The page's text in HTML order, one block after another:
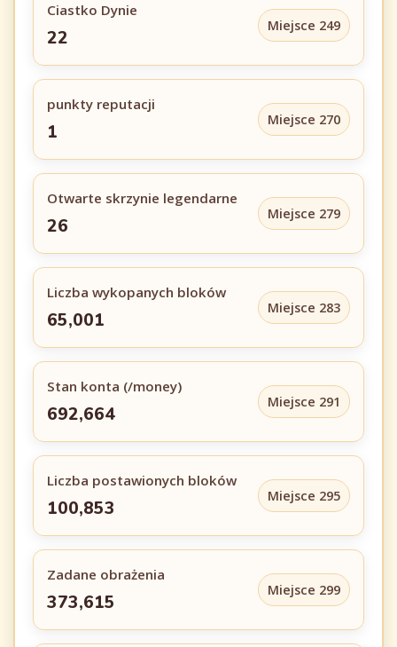
Ciastko Dynie
22
Miejsce 249
punkty reputacji
1
Miejsce 270
Otwarte skrzynie legendarne
26
Miejsce 279
Liczba wykopanych bloków
65,001
Miejsce 283
Stan konta (/money)
692,664
Miejsce 291
Liczba postawionych bloków
100,853
Miejsce 295
Zadane obrażenia
373,615
Miejsce 299